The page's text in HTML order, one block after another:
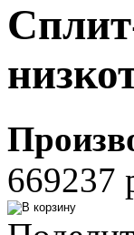
669237